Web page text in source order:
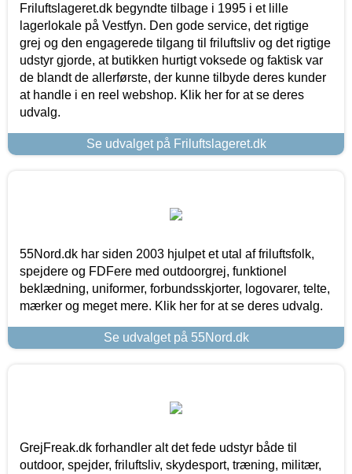
Friluftslageret.dk begyndte tilbage i 1995 i et lille
lagerlokale på Vestfyn. Den gode service, det rigtige
grej og den engagerede tilgang til friluftsliv og det rigtige
udstyr gjorde, at butikken hurtigt voksede og faktisk var
de blandt de allerførste, der kunne tilbyde deres kunder
at handle i en reel webshop. Klik her for at se deres
udvalg.
Se udvalget på Friluftslageret.dk
55Nord.dk har siden 2003 hjulpet et utal af friluftsfolk,
spejdere og FDFere med outdoorgrej, funktionel
beklædning, uniformer, forbundsskjorter, logovarer, telte,
mærker og meget mere. Klik her for at se deres udvalg.
Se udvalget på 55Nord.dk
GrejFreak.dk forhandler alt det fede udstyr både til
outdoor, spejder, friluftsliv, skydesport, træning, militær,